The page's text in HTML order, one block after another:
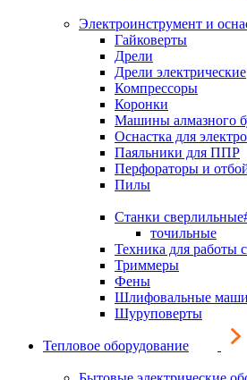
Электроинструмент и
Гайковерты
Дрели
Дрели электрические
Компрессоры
Коронки
Машины алмазного
Оснастка для
Паяльники для ППР
Перфораторы и
Пилы
Станки
точильные
Техника для работы
Триммеры
Фены
Шлифовальные
Шуруповерты
Тепловое оборудование